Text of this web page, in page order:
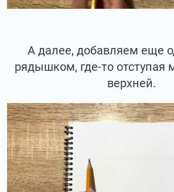
А далее, добавляем еще
рядышком, где-то отступая
верхней.